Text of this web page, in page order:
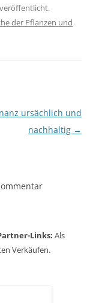
veröffentlicht.
der Pflanzen und
ursächlich und
nachhaltig →
Links: Als
Verkäufen.